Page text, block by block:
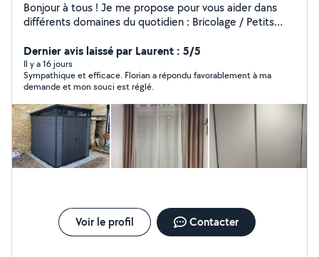
Bonjour à tous ! Je me propose pour vous aider dans
différents domaines du quotidien : Bricolage / Petits
d'étagères, tringles, luminaires Petites réparations et
entretien de la maison Travaux divers selon vos besoins
Entretien des espaces verts Tonte, débroussaillage,
taille de haies Nettoyage extérieur, ramassage de
feuilles Mise en forme de votre jardin Sérieux, ponctuel
et à l'écoute, je m'adapte à vos demandes pour vous
rendre service rapidement et efficacement. N'hésitez
pas à me contacter, je serai ravi de vous aider.
Dernier avis laissé par Laurent : 5/5
Il y a 16 jours
Sympathique et efficace. Florian a répondu favorablement à ma
demande et mon souci est réglé.
Voir le profil Contacter